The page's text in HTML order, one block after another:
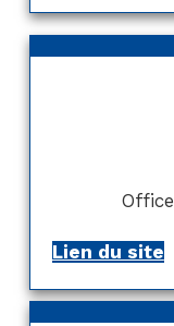
Lien du site